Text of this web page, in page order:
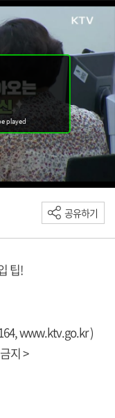
공유하기
팁!
www.ktv.go.kr)
지 >